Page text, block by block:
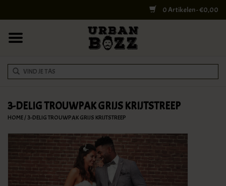
0 Artikelen - €0,00
COLLEGE BAGS
RUGZAKKEN
SHELBY BROTHERS
REISTASSEN
3-DELIG TROUWPAK GRIJS KRIJTSTREEP
HOME/3-DELIG TROUWPAK GRIJS KRIJTSTREEP